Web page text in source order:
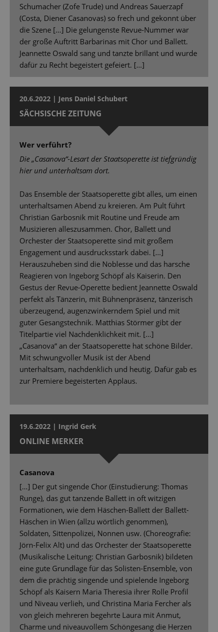
Schumacher (Zofe Trude) und Andreas Sauerzapf
(Costa, Diener Casanovas) so frech und gekonnt über
die Szene […] Die gelungenste Revue-Nummer war
der große Auftritt Barbarinas mit Chor und Ballett.
Jeannette Oswald sang und tanzte brillant und wurde
dafür zu Recht begeistert gefeiert. […]
20.6.2022 | Jens Daniel Schubert
SÄCHSISCHE ZEITUNG
Wer verführt?
Die „Casanova“-Lesart der Staatsoperette ist tiefgründig
hier und unterhaltsam dort.
Das Ensemble der Staatsoperette gibt alles, um einen
unterhaltsamen Abend zu kreieren. Am Pult führt
Christian Garbosnik mit Routine und Freude am
Musizieren alleszusammen. Chor, Ballett und
Orchester der Staatsoperette sind mit großem
Engagement und ausdrucksstark dabei. […]
Herauszuheben sind die Noblesse und das harsche
Reagieren von Ingeborg Schöpf als Kaiserin. Den
Gestus der Revue-Operette bedient Jeannette Oswald
perfekt als Tänzerin, mit Bühnenpräsenz, tänzerisch
überzeugend, augenzwinkerndem Spiel und mit
guter Gesangstechnik. Matthias Störmer gibt der
Titelpartie viel Nachdenklichkeit mit. […]
„Casanova“ an der Staatsoperette hat schöne Bilder.
Mit schwungvoller Musik ist der Abend
unterhaltsam, nachdenklich und heutig. Dafür gab es
zur Premiere begeisterten Applaus.
19.6.2022 | Ingrid Gerk
ONLINE MERKER
Casanova
[…] Der gut singende Chor (Einstudierung: Thomas
Runge), das gut tanzende Ballett in oft witzigen
Formationen, wie dem Häschen-Ballett der Ballett-
Häschen in Wien (allzu wörtlich genommen),
Soldaten, Sittenpolizei, Nonnen usw. (Choreografie:
Jörn-Felix Alt) und das Orchester der Staatsoperette
(Musikalische Leitung: Christian Garbosnik) bildeten
eine gute Grundlage für das Solisten-Ensemble, von
dem die prächtig singende und spielende Ingeborg
Schöpf als Kaisern Maria Theresia ihrer Rolle Profil
und Niveau verlieh, und Christina Maria Fercher als
von gleich mehreren begehrte Laura mit Anmut,
Charme und niveauvollem Schöngesang die Herzen